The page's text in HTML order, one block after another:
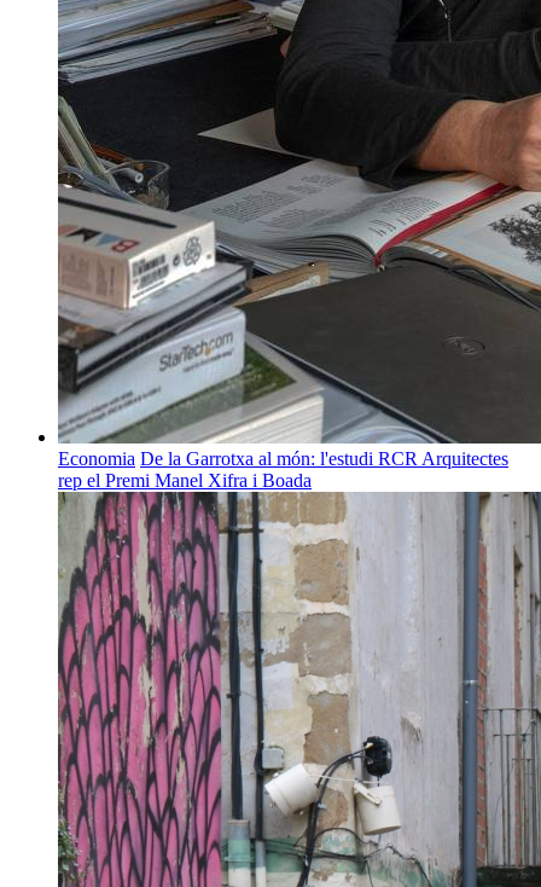
Economia De la Garrotxa al món: l'estudi RCR Arquitectes
rep el Premi Manel Xifra i Boada